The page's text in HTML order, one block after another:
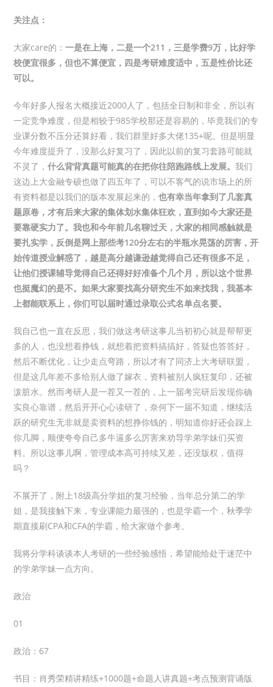
关注点：
大家care的：一是在上海，二是一个211，三是学费9万，比好学
校便宜很多，但也不算便宜，四是考研难度适中，五是性价比还
可以。
今年好多人报名大概接近2000人了，包括全日制和非全，所以有
一定竞争难度，但是相较于985学校那还是容易的，毕竟我们的专
业课分数不压分还算好看，我们群里好多大佬135+呢。但是明显
今年难度提升了，没那么好复习了，因此以前的复习套路可能就
不灵了，什么背背真题可能真的在把你往陪跑路线上发展。我们
这边上大金融专硕也做了四五年了，可以不客气的说市场上的所
有资料都是以我们的版本发展起来的，也有幸当年拿到了几套真
题原卷，才有后来大家的集体划水集体狂欢，直到如今大家还是
要靠硬实力了。我也和今年前几名聊过天，大家的相同感触就是
要扎实学，反倒是网上那些考120分左右的半瓶水晃荡的厉害，开
始传道授业解惑了，越是高分越谦逊越觉得自己还有很多不足，
让他们授课辅导觉得自己还得好好准备个几个月，所以这个世界
也挺魔幻的是不。如果大家要找高分研究生不如来找我，我基本
上都能联系上，你们可以届时通过录取公式名单点名要。
我自己也一直在反思，我们做这考研这事儿当初初心就是帮帮更
多的人，也没想着挣钱，就想着把资料搞搞好，答疑也答答好，
然后不断优化，让少走点弯路，所以才有了同济上大考研联盟，
但是这几年差不多给别人做了嫁衣，资料被别人疯狂复印，还被
泼脏水。然而考研人是一茬又一茬的，上一届考完研后发现你确
实良心靠谱，然后开开心心读研了，奈何下一届不知道，继续活
跃的研究生无非就是卖资料的想挣你钱的，明知道你好还会踩上
你几脚，顺便夸夸自己多牛逼多么厉害来劝导学弟学妹们买资
料。所以这事儿啊，管理成本高可持续又差，还没版权，值得
吗？
不展开了，附上18级高分学姐的复习经验，当年总分第二的学
姐，是我接触下来，专业课能力最强的，也是学霸一个，秋季学
期直接刷CPA和CFA的学霸，给大家做个参考。
我将分学科谈谈本人考研的一些经验感悟，希望能给处于迷茫中
的学弟学妹一点方向。
政治
01
政治：67
书目：肖秀荣精讲精练+1000题+命题人讲真题+考点预测背诵版